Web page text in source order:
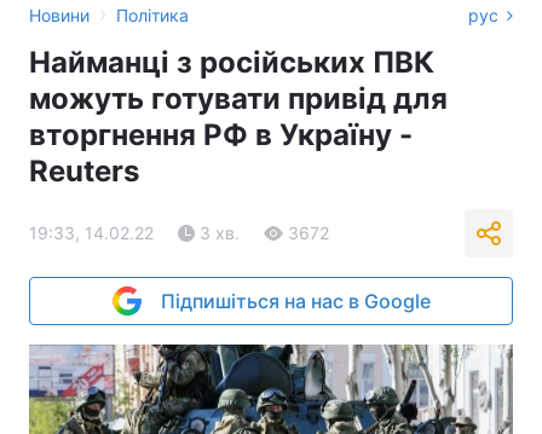
Новини › Політика рус
Найманці з російських ПВК
можуть готувати привід для
вторгнення РФ в Україну -
Reuters
19:33, 14.02.22 3 хв. 3672
Підпишіться на нас в Google